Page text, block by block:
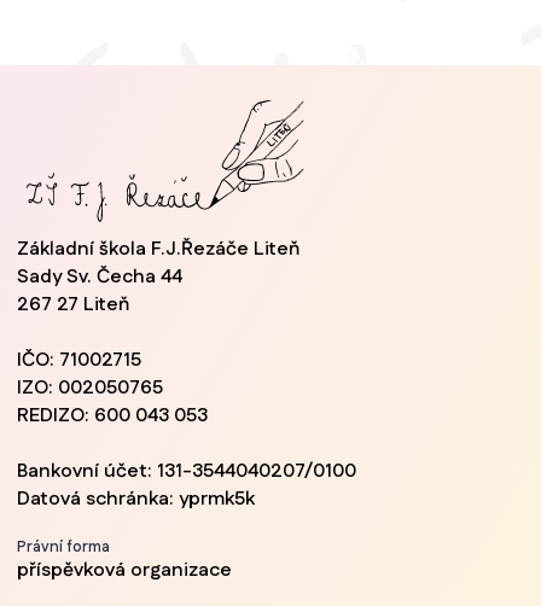
Základní škola F.J.Řezáče Liteň
Sady Sv. Čecha 44
267 27 Liteň
IČO: 71002715
IZO: 002050765
REDIZO: 600 043 053
Bankovní účet: 131-3544040207/0100
Datová schránka: yprmk5k
Právní forma
příspěvková organizace